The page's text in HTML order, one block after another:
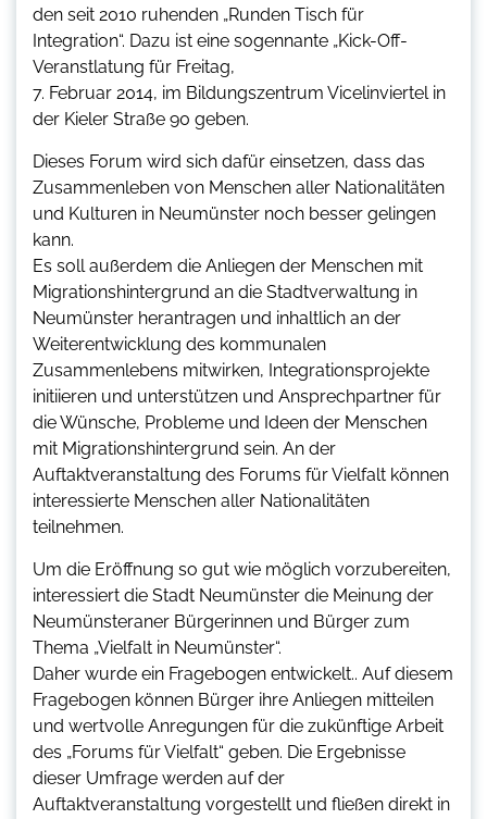
den seit 2010 ruhenden „Runden Tisch für
Integration“. Dazu ist eine sogennante „Kick-Off-
Veranstlatung für Freitag,
7. Februar 2014, im Bildungszentrum Vicelinviertel in
der Kieler Straße 90 geben.
Dieses Forum wird sich dafür einsetzen, dass das
Zusammenleben von Menschen aller Nationalitäten
und Kulturen in Neumünster noch besser gelingen
kann.
Es soll außerdem die Anliegen der Menschen mit
Migrationshintergrund an die Stadtverwaltung in
Neumünster herantragen und inhaltlich an der
Weiterentwicklung des kommunalen
Zusammenlebens mitwirken, Integrationsprojekte
initiieren und unterstützen und Ansprechpartner für
die Wünsche, Probleme und Ideen der Menschen
mit Migrationshintergrund sein. An der
Auftaktveranstaltung des Forums für Vielfalt können
interessierte Menschen aller Nationalitäten
teilnehmen.
Um die Eröffnung so gut wie möglich vorzubereiten,
interessiert die Stadt Neumünster die Meinung der
Neumünsteraner Bürgerinnen und Bürger zum
Thema „Vielfalt in Neumünster“.
Daher wurde ein Fragebogen entwickelt.. Auf diesem
Fragebogen können Bürger ihre Anliegen mitteilen
und wertvolle Anregungen für die zukünftige Arbeit
des „Forums für Vielfalt“ geben. Die Ergebnisse
dieser Umfrage werden auf der
Auftaktveranstaltung vorgestellt und fließen direkt in